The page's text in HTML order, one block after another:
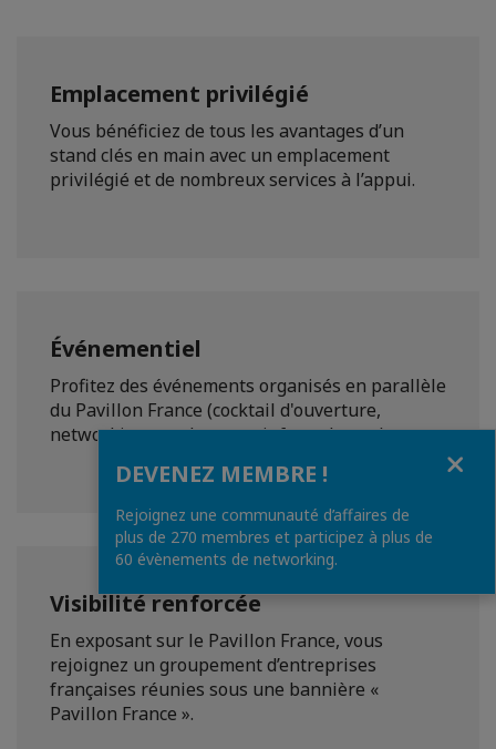
Emplacement privilégié
Vous bénéficiez de tous les avantages d’un
stand clés en main avec un emplacement
privilégié et de nombreux services à l’appui.
Événementiel
Profitez des événements organisés en parallèle
du Pavillon France (cocktail d'ouverture,
networking, rendez-vous informels, etc.).
Visibilité renforcée
En exposant sur le Pavillon France, vous
rejoignez un groupement d’entreprises
françaises réunies sous une bannière «
Pavillon France ».
DEVENEZ MEMBRE !
Rejoignez une communauté d’affaires de
plus de 270 membres et participez à plus de
60 évènements de networking.